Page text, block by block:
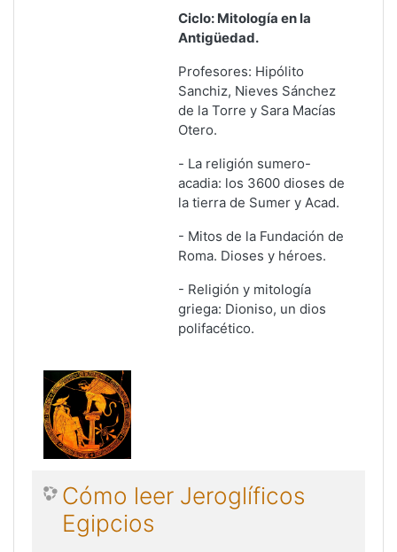
Ciclo: Mitología en la
Antigüedad.
Profesores: Hipólito
Sanchiz, Nieves Sánchez
de la Torre y Sara Macías
Otero.
- La religión sumero-
acadia: los 3600 dioses de
la tierra de Sumer y Acad.
- Mitos de la Fundación de
Roma. Dioses y héroes.
- Religión y mitología
griega: Dioniso, un dios
polifacético.
Cómo leer Jeroglíficos
Egipcios